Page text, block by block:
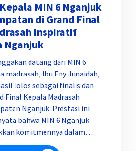
MIN 6 Nganjuk
di Grand Final
Inspiratif
Nganjuk
datang dari MIN 6
madrasah, Ibu Eny Junaidah,
lolos sebagai finalis dan
Final Kepala Madrasah
Nganjuk. Prestasi ini
bahwa MIN 6 Nganjuk
komitmennya dalam…